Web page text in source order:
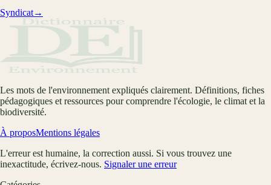
Syndicat→
Les mots de l'environnement expliqués clairement. Définitions, fiches
pédagogiques et ressources pour comprendre l'écologie, le climat et la
biodiversité.
À proposMentions légales
L'erreur est humaine, la correction aussi. Si vous trouvez une
inexactitude, écrivez-nous. Signaler une erreur